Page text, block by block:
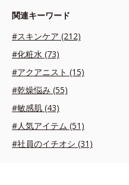
関連キーワード
#スキンケア (212)
#化粧水 (73)
#アクアニスト (15)
#乾燥悩み (55)
#敏感肌 (43)
#人気アイテム (51)
#社員のイチオシ (31)